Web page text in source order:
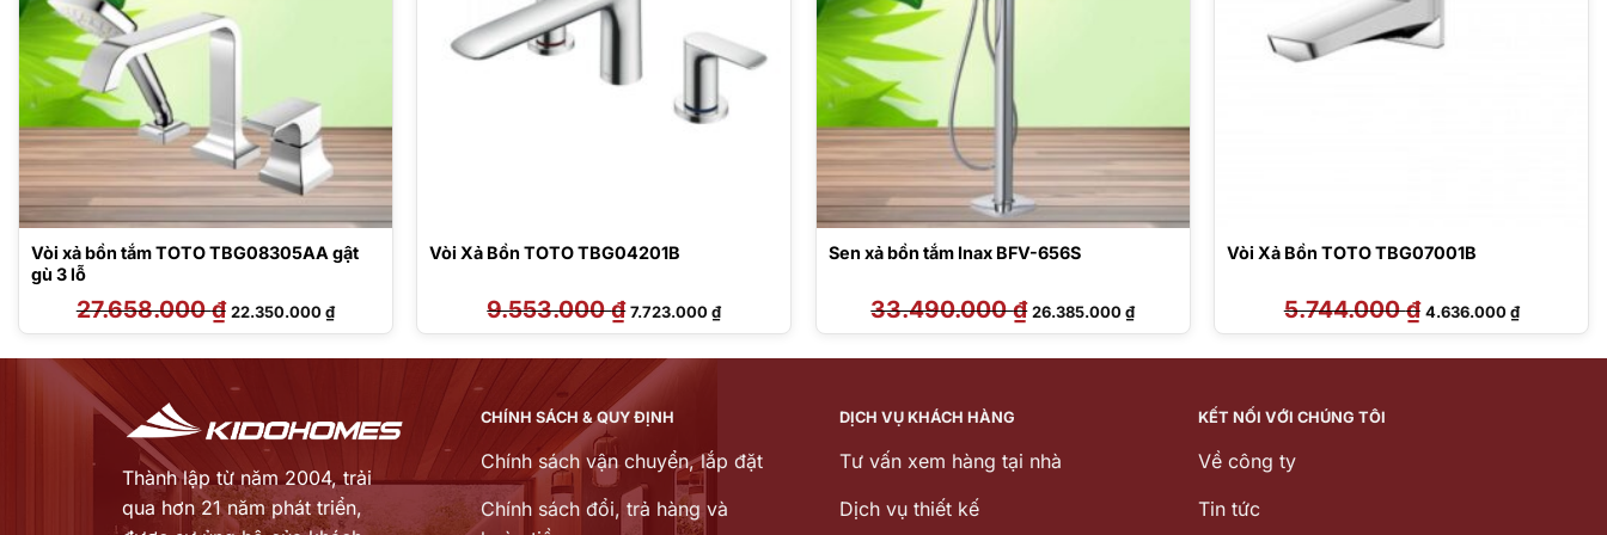
Vòi xả bồn tắm TOTO TBG08305AA gật
gù 3 lỗ
27.658.000₫ Giá
gốc
là:
22.350.000₫Giá
hiện
tại
22.350.000 ₫.
Vòi Xả Bồn TOTO TBG04201B
9.553.000₫ Giá
gốc
là:
7.723.000₫Giá
hiện
tại
7.723.000 ₫.
Sen xả bồn tắm Inax BFV-656S
33.490.000₫ Giá
gốc
là:
26.385.000₫Giá
hiện
tại
26.385.000 ₫.
Vòi Xả Bồn TOTO TBG07001B
5.744.000₫ Giá
gốc
là:
4.636.000₫Giá
hiện
tại
4.636.000
₫.
Thành lập từ năm 2004, trải
qua hơn 21 năm phát triển,
CHÍNH SÁCH & QUY ĐỊNH
Chính sách vận chuyển, lắp đặt
Chính sách đổi, trả hàng và
DỊCH VỤ KHÁCH HÀNG
Tư vấn xem hàng tại nhà
Dịch vụ thiết kế
KẾT NỐI VỚI CHÚNG TÔI
Về công ty
Tin tức